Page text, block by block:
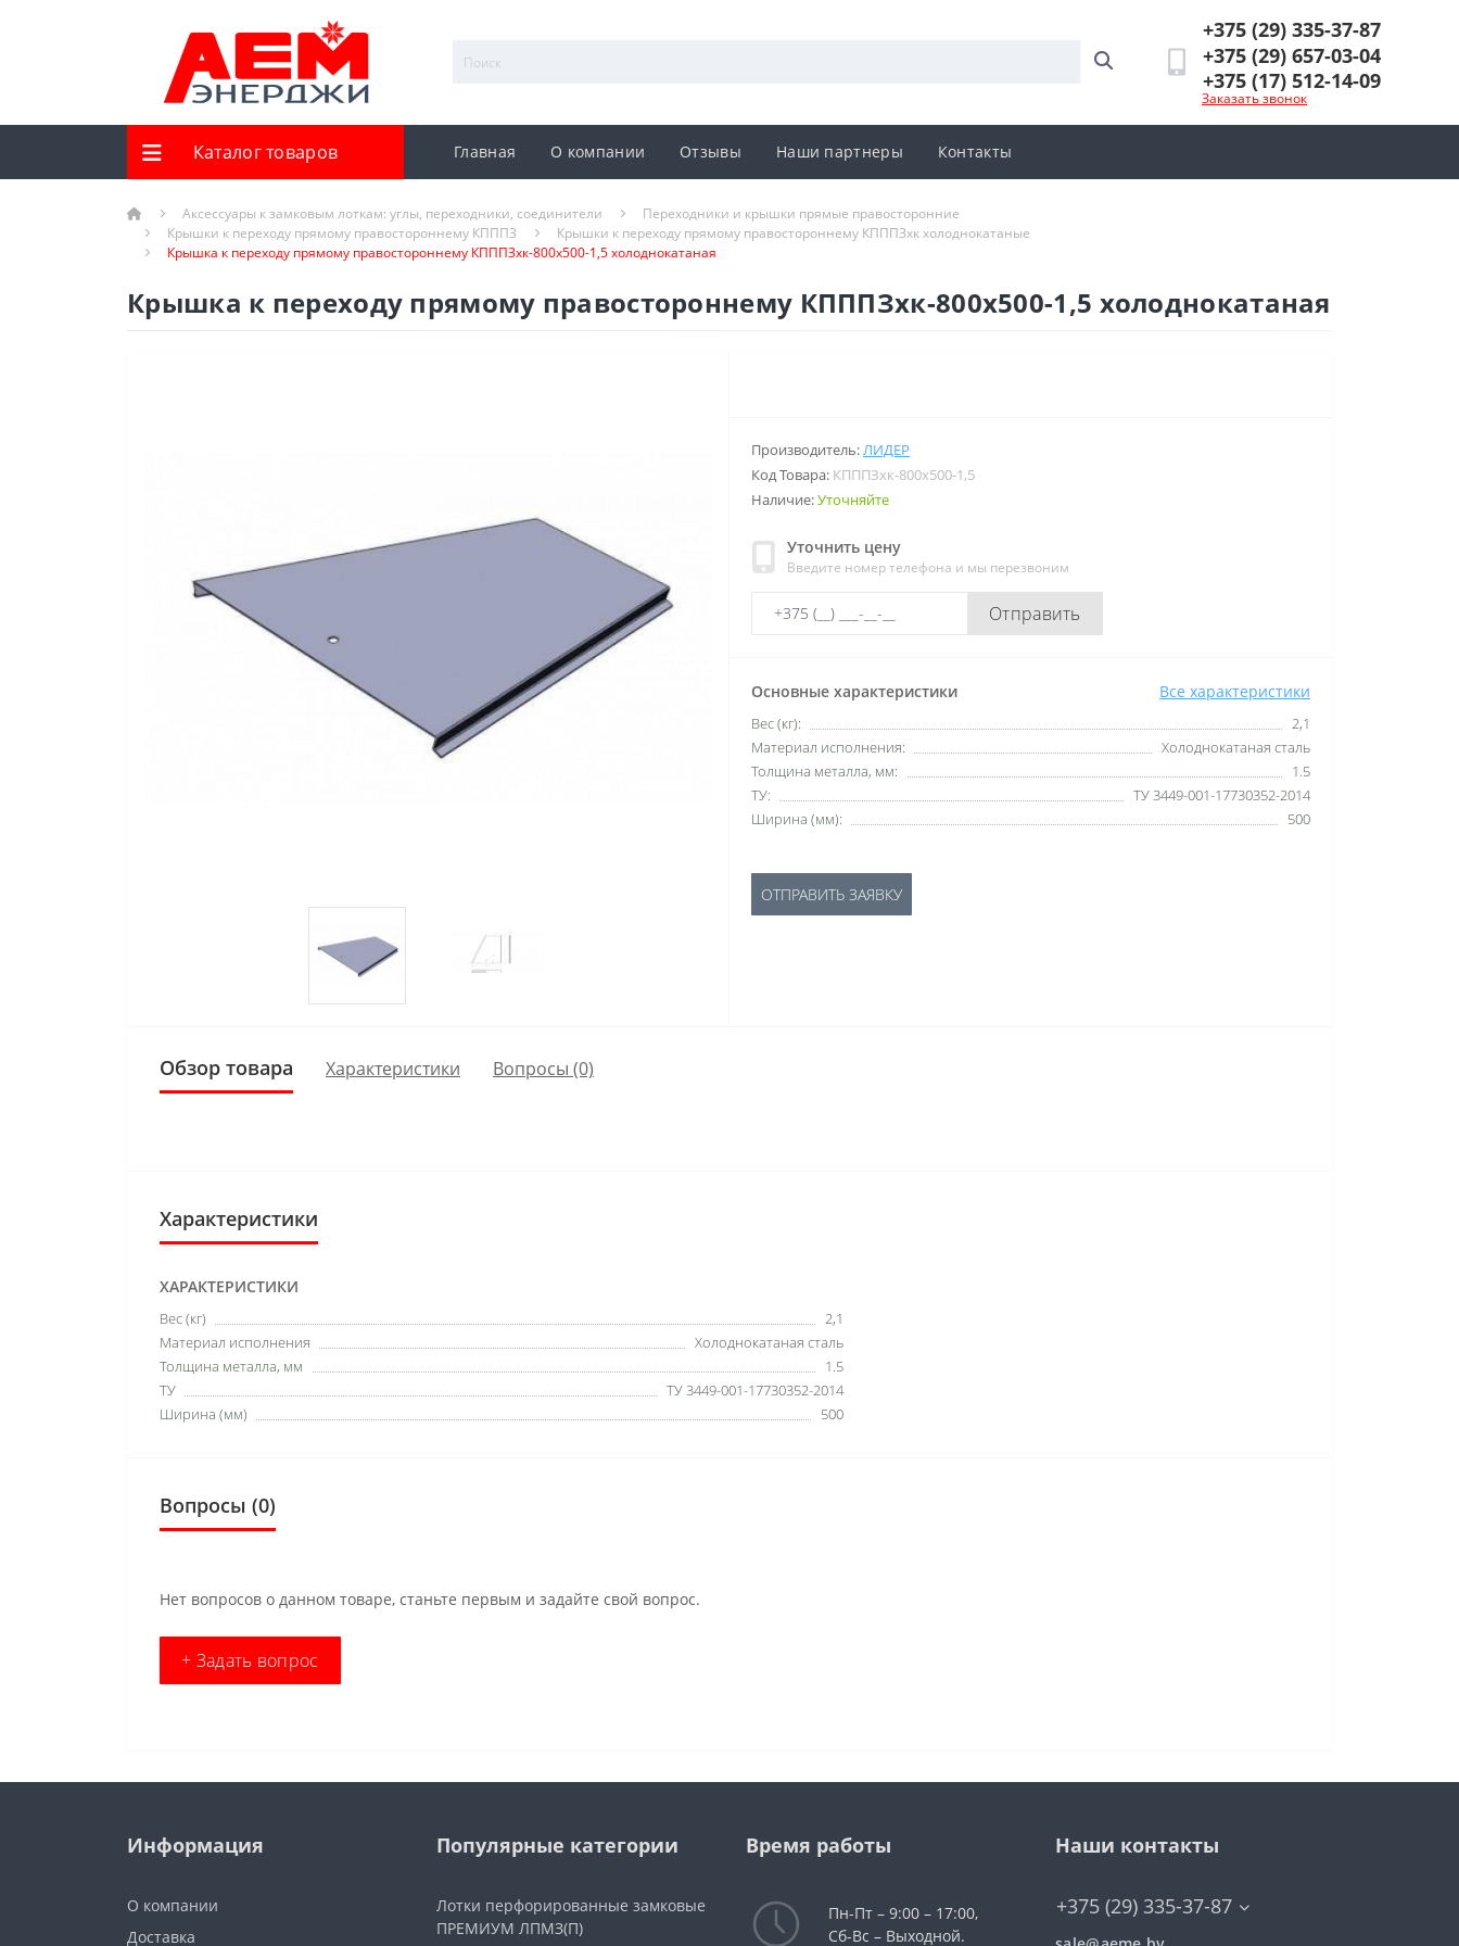
+375 (29) 335-37-87
+375 (29) 657-03-04
+375 (17) 512-14-09
Заказать звонок
Каталог товаров Главная О компании Отзывы Наши партнеры Контакты
Аксессуары к замковым лоткам: углы, переходники, соединители
Переходники и крышки прямые правосторонние
Крышки к переходу прямому правостороннему КПППЗ
Крышки к переходу прямому правостороннему КПППЗхк холоднокатаные
Крышка к переходу прямому правостороннему КПППЗхк-800х500-1,5 холоднокатаная
Крышка к переходу прямому правостороннему КПППЗхк-800х500-1,5 холоднокатаная
Производитель:ЛИДЕР
Код Товара: КПППЗхк-800х500-1,5
Наличие:Уточняйте
Уточнить цену
Введите номер телефона и мы перезвоним
Отправить
Основные характеристики Все характеристики
Вес (кг):
2,1
Материал исполнения:
Холоднокатаная сталь
Толщина металла, мм:
1.5
ТУ:
ТУ 3449-001-17730352-2014
Ширина (мм):
500
ОТПРАВИТЬ ЗАЯВКУ
Обзор товара Характеристики Вопросы (0)
Характеристики
ХАРАКТЕРИСТИКИ
Вес (кг)
2,1
Материал исполнения
Холоднокатаная сталь
Толщина металла, мм
1.5
ТУ
ТУ 3449-001-17730352-2014
Ширина (мм)
500
Вопросы (0)
Нет вопросов о данном товаре, станьте первым и задайте свой вопрос.
+ Задать вопрос
Информация
О компании
Доставка
Популярные категории
Лотки перфорированные замковые
ПРЕМИУМ ЛПМЗ(П)
Время работы
Пн-Пт – 9:00 – 17:00,
Сб-Вс – Выходной.
Наши контакты
+375 (29) 335-37-87